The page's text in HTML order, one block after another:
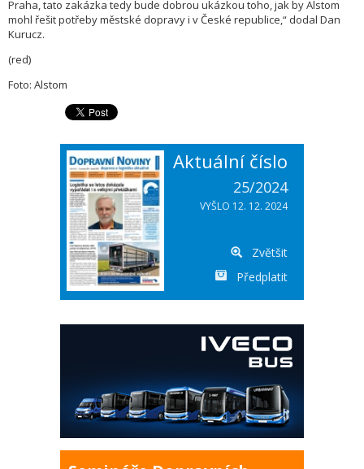
Praha, tato zakázka tedy bude dobrou ukázkou toho, jak by Alstom
mohl řešit potřeby městské dopravy i v České republice,“ dodal Dan
Kurucz.
(red)
Foto: Alstom
Aktuální číslo
25/2024
VYŠLO 12. 12. 2024
Zvětšit
Předplatit